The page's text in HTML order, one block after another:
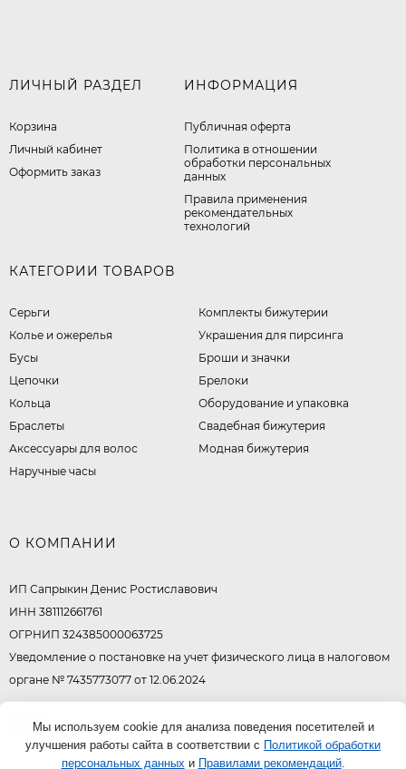
ЛИЧНЫЙ РАЗДЕЛ
Корзина
Личный кабинет
Оформить заказ
ИНФОРМАЦИЯ
Публичная оферта
​Политика в отношении
обработки персональных
данных
Правила применения
рекомендательных
технологий
КАТЕГОРИИ ТОВАРОВ
Серьги
Колье и ожерелья
Бусы
Цепочки
Кольца
Браслеты
Аксессуары для волос
Наручные часы
Комплекты бижутерии
Украшения для пирсинга
Броши и значки
Брелоки
Оборудование и упаковка
Свадебная бижутерия
Модная бижутерия
О КОМПАНИИ
ИП Сапрыкин Денис Ростиславович
ИНН 381112661761
ОГРНИП 324385000063725
Уведомление о постановке на учет физического лица в налоговом
органе № 7435773077 от 12.06.2024
© 2026Мы используем cookie для анализа поведения посетителей и
улучшения работы сайта в соответствии с Политикой обработки
персональных данных и Правилами рекомендаций.